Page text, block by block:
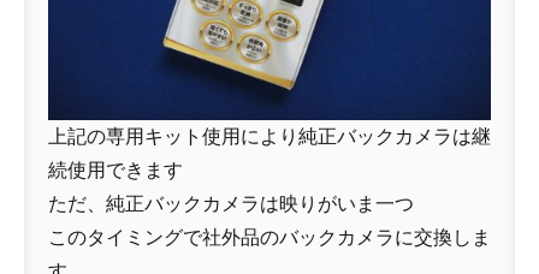
上記の専用キット使用により純正バックカメラは継
続使用できます
ただ、純正バックカメラは映りがいま一つ
このタイミングで社外品のバックカメラに交換しま